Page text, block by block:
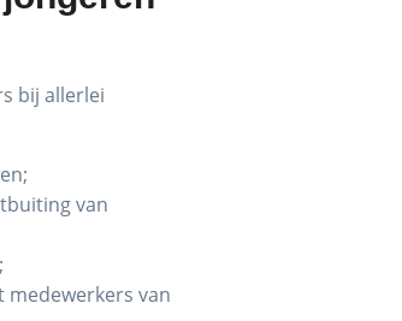
bij allerlei
van
van